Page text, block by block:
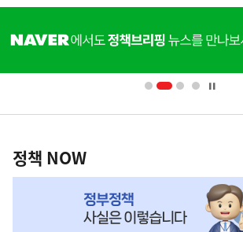
단
영
책
NOW,
정책 NOW